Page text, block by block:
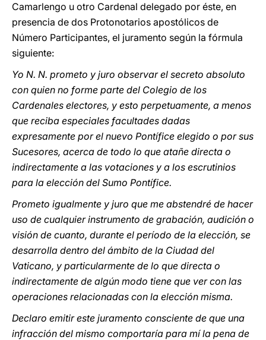
Camarlengo u otro Cardenal delegado por éste, en
presencia de dos Protonotarios apostólicos de
Número Participantes, el juramento según la fórmula
siguiente:
Yo N. N. prometo y juro observar el secreto absoluto
con quien no forme parte del Colegio de los
Cardenales electores, y esto perpetuamente, a menos
que reciba especiales facultades dadas
expresamente por el nuevo Pontífice elegido o por sus
Sucesores, acerca de todo lo que atañe directa o
indirectamente a las votaciones y a los escrutinios
para la elección del Sumo Pontífice.
Prometo igualmente y juro que me abstendré de hacer
uso de cualquier instrumento de grabación, audición o
visión de cuanto, durante el período de la elección, se
desarrolla dentro del ámbito de la Ciudad del
Vaticano, y particularmente de lo que directa o
indirectamente de algún modo tiene que ver con las
operaciones relacionadas con la elección misma.
Declaro emitir este juramento consciente de que una
infracción del mismo comportaría para mí la pena de